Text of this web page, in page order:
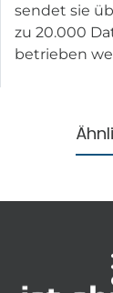
sendet sie
zu 20.000
betrieben